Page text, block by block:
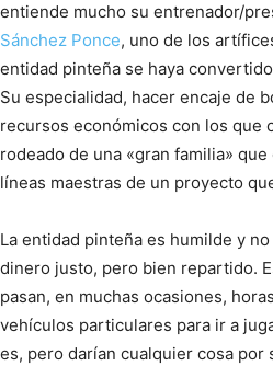
entiende mucho su entrenador/
Sánchez Ponce, uno de los
entidad pinteña se haya
Su especialidad, hacer encaje de
recursos económicos con los que
rodeado de una «gran familia»
líneas maestras de un proyecto
La entidad pinteña es humilde y
dinero justo, pero bien repartido.
pasan, en muchas ocasiones,
vehículos particulares para ir a
es, pero darían cualquier cosa